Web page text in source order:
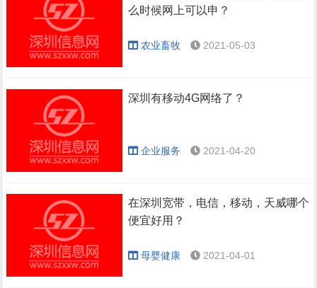
么时候网上可以申？
农业畜牧 2021-05-03
深圳有移动4G网络了？
企业服务 2021-04-20
在深圳宽带，电信，移动，天威哪个
便宜好用？
母婴健康 2021-04-01